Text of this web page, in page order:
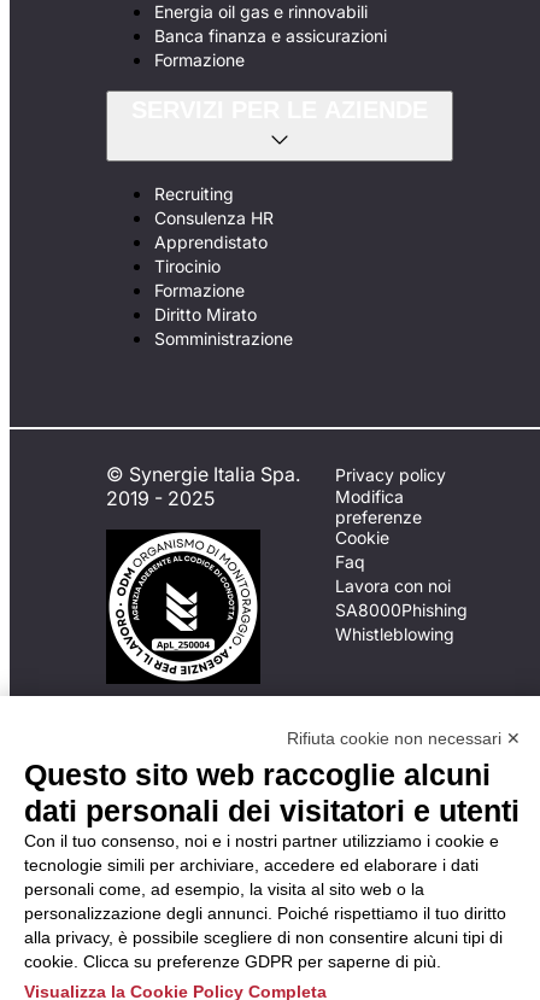
Energia oil gas e rinnovabili
Banca finanza e assicurazioni
Formazione
Recruiting
Consulenza HR
Apprendistato
Tirocinio
Formazione
Diritto Mirato
Somministrazione
© Synergie Italia Spa.
2019 - 2025
inadempimento da parte
della ApL delle
disposizioni
del Codice di Condotta, è
possibile presentare un
reclamo
all’Organismo di
Monitoraggio utilizzando
una delle modalità
descritte al seguente
indirizzo web
Privacy policy
Modifica
preferenze
Cookie
Faq
Lavora con noi
SA8000Phishing
Whistleblowing
Rifiuta cookie non necessari ✕
Questo sito web raccoglie alcuni
dati personali dei visitatori e utenti
Con il tuo consenso, noi e i nostri partner utilizziamo i cookie e
tecnologie simili per archiviare, accedere ed elaborare i dati
personali come, ad esempio, la visita al sito web o la
personalizzazione degli annunci. Poiché rispettiamo il tuo diritto
alla privacy, è possibile scegliere di non consentire alcuni tipi di
cookie. Clicca su preferenze GDPR per saperne di più.
Visualizza la Cookie Policy Completa